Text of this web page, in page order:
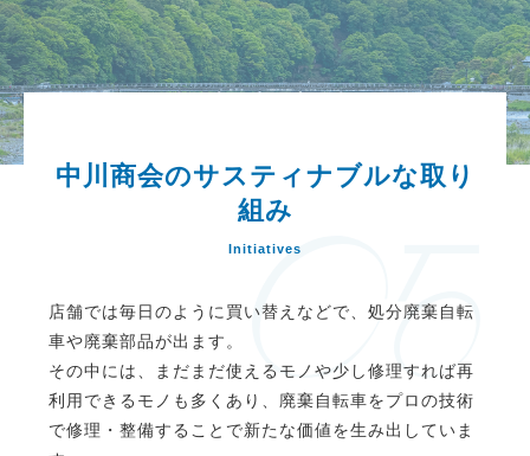
中川商会のサスティナブルな取り
組み
Initiatives
店舗では毎日のように買い替えなどで、処分廃棄自転
車や廃棄部品が出ます。
その中には、まだまだ使えるモノや少し修理すれば再
利用できるモノも多くあり、廃棄自転車をプロの技術
で修理・整備することで新たな価値を生み出していま